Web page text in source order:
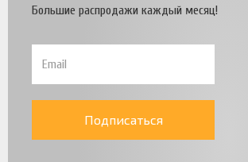
Большие распродажи каждый месяц!
Подписаться